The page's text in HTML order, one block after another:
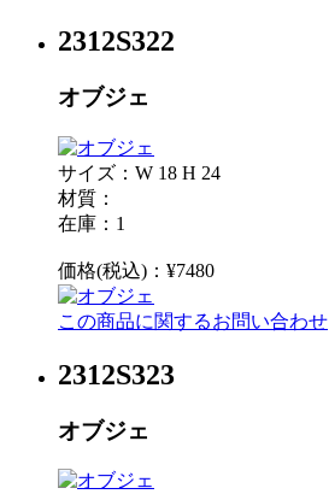
2312S322
オブジェ
サイズ：W 18 H 24
材質：
在庫：1
価格(税込)：¥7480
この商品に関するお問い合わせ
2312S323
オブジェ